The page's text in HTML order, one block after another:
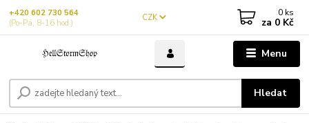
Menu
CZK
Hledat
+420 602 730 564
(Po-Pá, 8-16 hod.)
0 ks
za 0 Kč